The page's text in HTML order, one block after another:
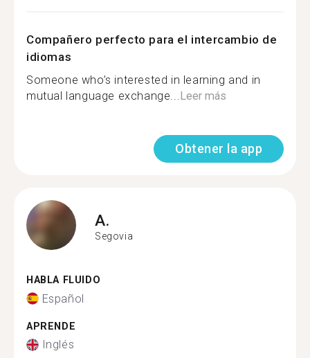
Compañero perfecto para el intercambio de
idiomas
Someone who’s interested in learning and in
mutual language exchange...Leer más
Obtener la app
A.
Segovia
HABLA FLUIDO
Español
APRENDE
Inglés